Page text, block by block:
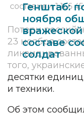
Генштаб:
ноября
составе
солдат
Потери
23 ноября
того,
десятки
и техники.
Об этом